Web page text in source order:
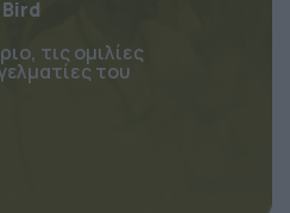
τις ομιλίες
του